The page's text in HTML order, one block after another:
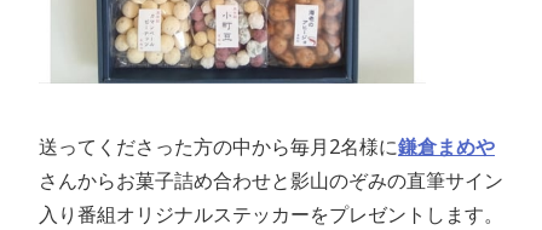
送ってくださった方の中から毎月2名様に鎌倉まめや
さんからお菓子詰め合わせと影山のぞみの直筆サイン
入り番組オリジナルステッカーをプレゼントします。